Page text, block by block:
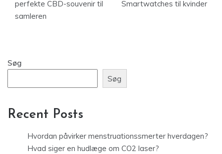
perfekte CBD-souvenir til
samleren
Smartwatches til kvinder
Søg
Søg
Recent Posts
Hvordan påvirker menstruationssmerter hverdagen?
Hvad siger en hudlæge om CO2 laser?